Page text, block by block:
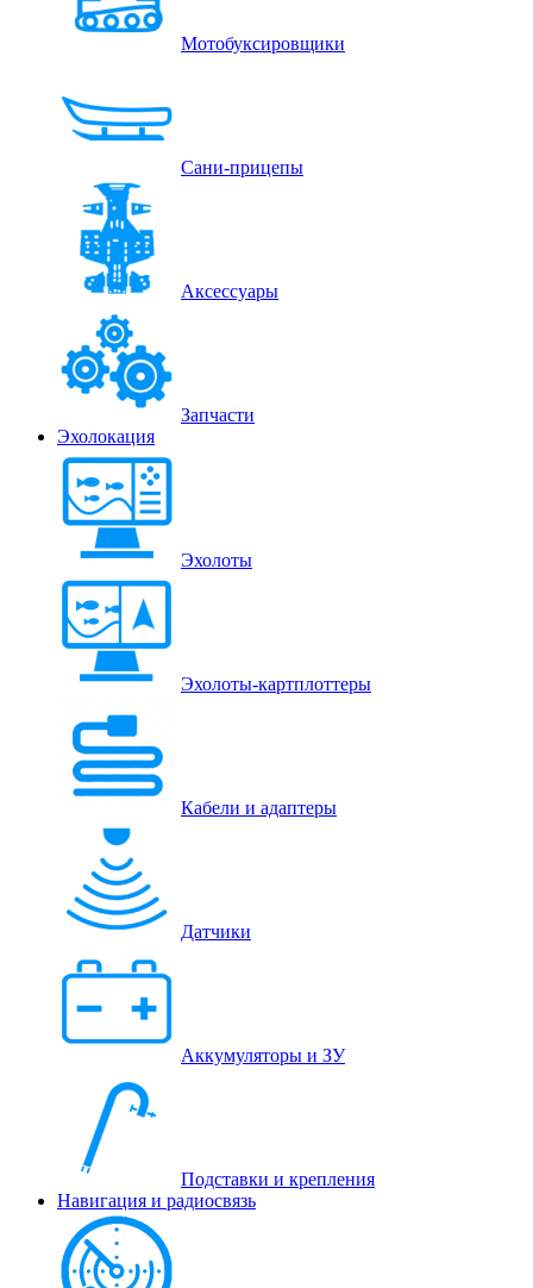
Мотобуксировщики
Сани-прицепы
Аксессуары
Запчасти
Эхолокация
Эхолоты
Эхолоты-картплоттеры
Кабели и адаптеры
Датчики
Аккумуляторы и ЗУ
Подставки и крепления
Навигация и радиосвязь